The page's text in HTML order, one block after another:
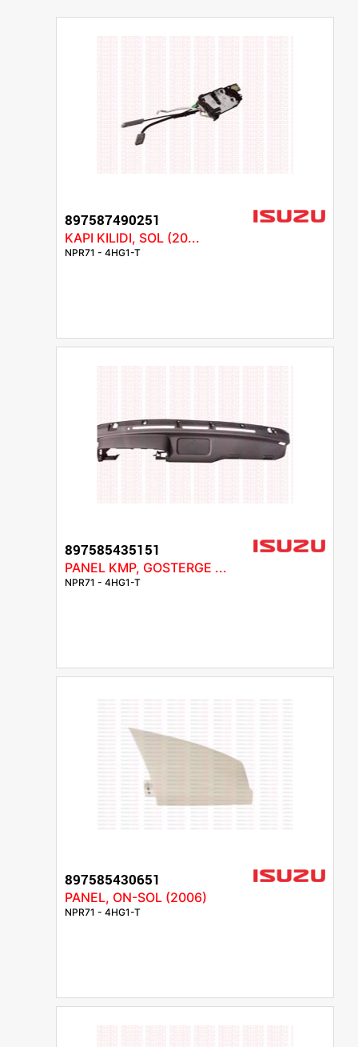
897587490251
KAPI KILIDI, SOL (20...
NPR71 - 4HG1-T
897585435151
PANEL KMP, GOSTERGE ...
NPR71 - 4HG1-T
897585430651
PANEL, ON-SOL (2006)
NPR71 - 4HG1-T